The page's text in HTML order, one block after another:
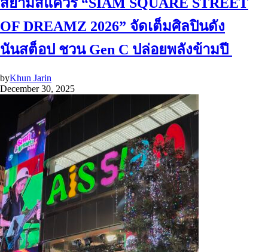
สยามสแควร์ “SIAM SQUARE STREET
OF DREAMZ 2026” จัดเต็มศิลปินดัง
นันสต็อป ชวน Gen C ปล่อยพลังข้ามปี
byKhun Jarin
December 30, 2025